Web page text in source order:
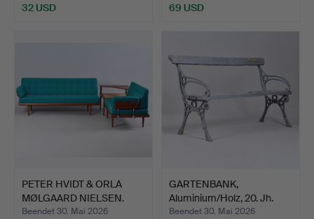
32 USD 69 USD
PETER HVIDT & ORLA
MØLGAARD NIELSEN.
Sofag…
Beendet 30. Mai 2026
GARTENBANK,
Aluminium/Holz, 20. Jh.
Beendet 30. Mai 2026